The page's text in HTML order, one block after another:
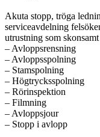
Akuta stopp, tröga
serviceavdelning
utrustning som
– Avloppsrensning
– Avloppsspolning
– Stamspolning
– Högtrycksspolning
– Rörinspektion
– Filmning
– Avloppsjour
– Stopp i avlopp